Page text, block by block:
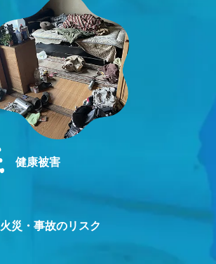
健康被害
火災・事故のリスク